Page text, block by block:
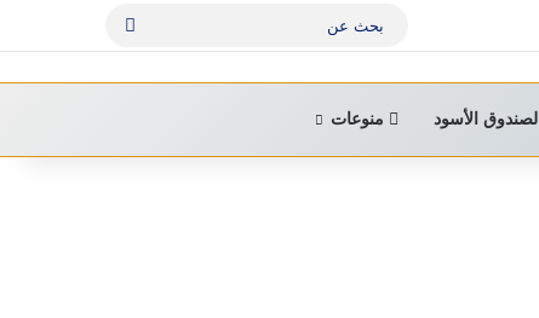
الصندوق الأسود منوعات